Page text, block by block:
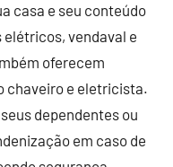
casa e seu conteúdo
vendaval e
oferecem
chaveiro e eletricista.
dependentes ou
em caso de